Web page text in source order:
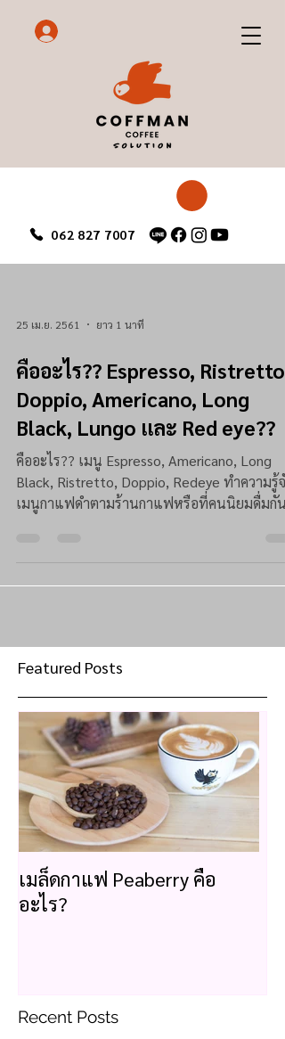
062 827 7007
25 เม.ย. 2561 ยาว 1 นาที
คืออะไร?? Espresso, Ristretto,
Doppio, Americano, Long
Black, Lungo และ Red eye??
คืออะไร?? เมนู Espresso, Americano, Long
Black, Ristretto, Doppio, Redeye ทำความรู้จัก
เมนูกาแฟดำตามร้านกาแฟหรือที่คนนิยมดื่มกันดี
Featured Posts
เมล็ดกาแฟ Peaberry คือ
อะไร?
Recent Posts